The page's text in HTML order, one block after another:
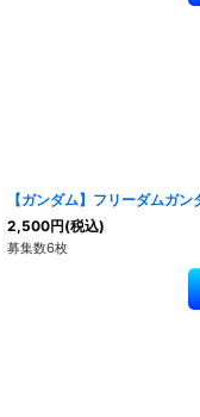
【ガンダム】フリーダムガ
2,500円(税込)
募集数6枚